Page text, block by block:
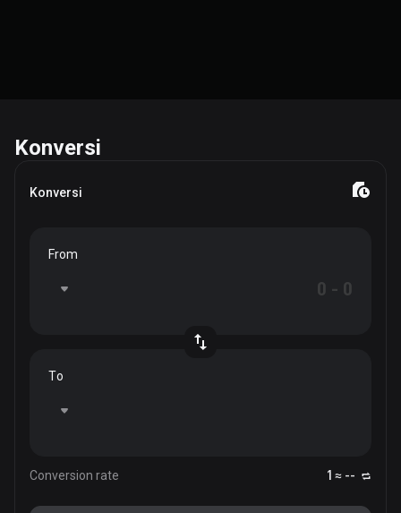
Konversi
Konversi
From
To
Conversion rate 1 ≈ --